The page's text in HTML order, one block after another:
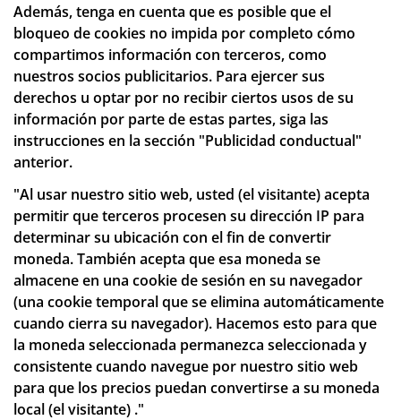
Además, tenga en cuenta que es posible que el
bloqueo de cookies no impida por completo cómo
compartimos información con terceros, como
nuestros socios publicitarios. Para ejercer sus
derechos u optar por no recibir ciertos usos de su
información por parte de estas partes, siga las
instrucciones en la sección "Publicidad conductual"
anterior.
"Al usar nuestro sitio web, usted (el visitante) acepta
permitir que terceros procesen su dirección IP para
determinar su ubicación con el fin de convertir
moneda. También acepta que esa moneda se
almacene en una cookie de sesión en su navegador
(una cookie temporal que se elimina automáticamente
cuando cierra su navegador). Hacemos esto para que
la moneda seleccionada permanezca seleccionada y
consistente cuando navegue por nuestro sitio web
para que los precios puedan convertirse a su moneda
local (el visitante) ."